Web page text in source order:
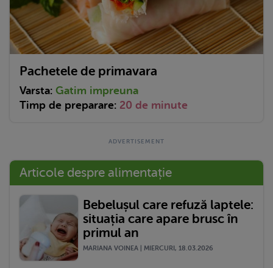
Pachetele de primavara
Varsta: Gatim impreuna
Timp de preparare: 20 de minute
Articole despre alimentație
Bebelușul care refuză laptele:
situația care apare brusc în
primul an
MARIANA VOINEA | MIERCURI, 18.03.2026